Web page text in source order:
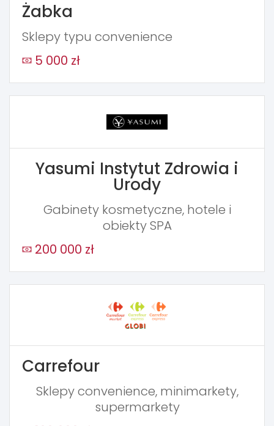
Żabka
Sklepy typu convenience
5 000 zł
Yasumi Instytut Zdrowia i
Urody
Gabinety kosmetyczne, hotele i
obiekty SPA
200 000 zł
Carrefour
Sklepy convenience, minimarkety,
supermarkety